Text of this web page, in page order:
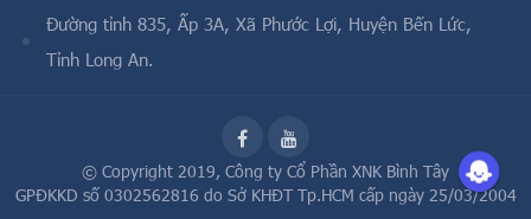
Đường tỉnh 835, Ấp 3A, Xã Phước Lợi, Huyện Bến Lức,
Tỉnh Long An.
© Copyright 2019, Công ty Cổ Phần XNK Bình Tây
GPĐKKD số 0302562816 do Sở KHĐT Tp.HCM cấp ngày 25/03/2004